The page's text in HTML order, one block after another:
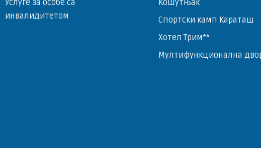
Услуге за особе са
инвалидитетом
Кошутњак
Спортски камп Караташ
Хотел Трим**
Мултифункционална